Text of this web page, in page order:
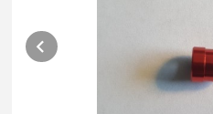
Prev